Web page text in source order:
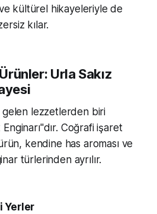
kültürel hikayeleriyle de
kılar.
Urla Sakız
lezzetlerden biri
Coğrafi işaret
kendine has aroması ve
türlerinden ayrılır.
Yerler